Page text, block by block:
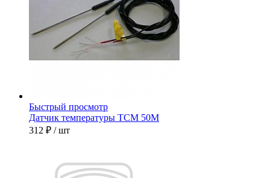
Быстрый просмотр
Датчик температуры ТСМ 50М
312 ₽ / шт